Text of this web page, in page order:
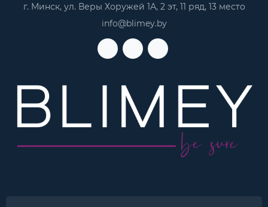
г. Минск, ул. Веры Хоружей 1А, 2 эт, 11 ряд, 13 место
info@blimey.by